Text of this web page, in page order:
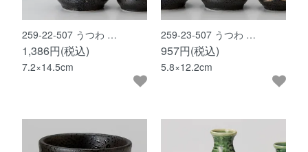
259-22-507 うつわ …
1,386円(税込)
7.2×14.5cm
259-23-507 うつわ …
957円(税込)
5.8×12.2cm